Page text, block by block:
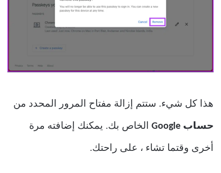
هذا كل شيء. ستتم إزالة مفتاح المرور المحدد من
حساب Google الخاص بك. يمكنك إضافته مرة
أخرى وقتما تشاء ، على راحتك.